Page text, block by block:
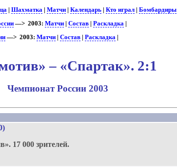
|Шахматка |Матчи |Календарь |Кто играл |Бомбардиры
—> 2003:Матчи |Состав |Раскладка |
—> 2003:Матчи |Состав |Раскладка |
– «Спартак». 2:1
Чемпионат России 2003
17 000 зрителей.